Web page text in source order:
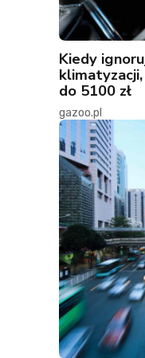
Kiedy
do 5100 zł
gazoo.pl